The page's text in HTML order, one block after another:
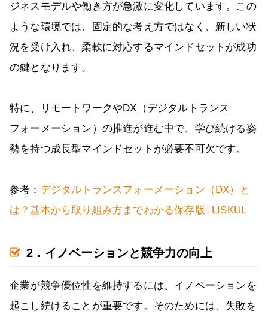
ジネスモデルや働き方が急激に変化しています。この
ような環境では、固定的な考え方ではなく、新しい状
況を受け入れ、柔軟に対応するマインドセットが成功
の鍵となります。
特に、リモートワークやDX（デジタルトランス
フォーメーション）の推進が進む中で、学び続ける姿
勢を持つ成長型マインドセットが必要不可欠です。
参考： デジタルトランスフォーメーション（DX）と
は？基本から取り組み方までわかる保存版│LISKUL
2．イノベーションと競争力の向上
企業が競争優位性を維持するには、イノベーションを
起こし続けることが重要です。そのためには、失敗を